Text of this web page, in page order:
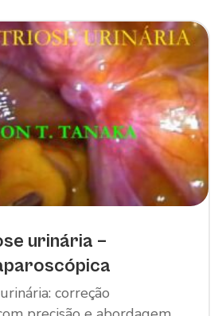
urinária –
correção